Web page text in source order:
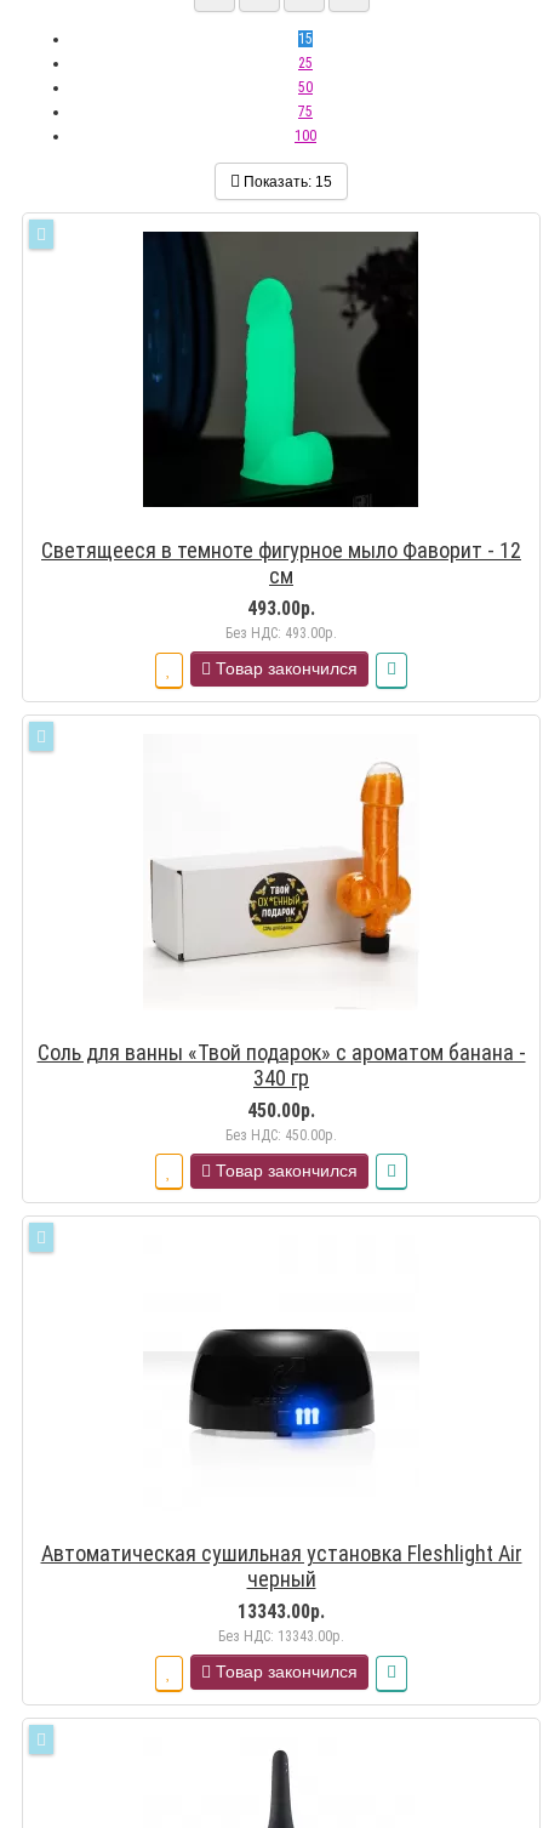
15
25
50
75
100
Показать: 15
Cветящееся в темноте фигурное мыло Фаворит - 12
см
493.00р.
Без НДС: 493.00р.
Товар закончился
Cоль для ванны «Твой подарок» с ароматом банана -
340 гр
450.00р.
Без НДС: 450.00р.
Товар закончился
Автоматическая сушильная установка Fleshlight Air
черный
13343.00р.
Без НДС: 13343.00р.
Товар закончился